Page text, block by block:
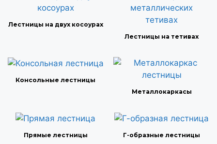
Лестницы на двух косоурах
Лестницы на тетивах
Консольные лестницы
Металлокаркасы
Прямые лестницы Г-образные лестницы